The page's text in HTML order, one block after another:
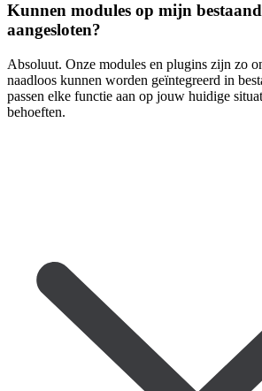
Kunnen modules op mijn
aangesloten?
Absoluut. Onze modules en plugins zijn zo
naadloos kunnen worden geïntegreerd in
passen elke functie aan op jouw huidige
behoeften.